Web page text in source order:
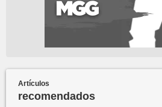
Artículos
recomendados